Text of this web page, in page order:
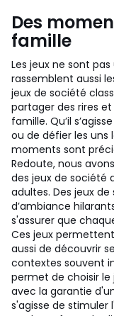
Des
famille
Les jeux ne sont
rassemblent aussi
jeux de société
partager des rires
famille. Qu’il
ou de défier les uns
moments sont
Redoute, nous
des jeux de société
adultes. Des jeux
d’ambiance
s'assurer que
Ces jeux
aussi de découvrir
contextes souvent
permet de choisir le
avec la garantie
s'agisse de stimuler